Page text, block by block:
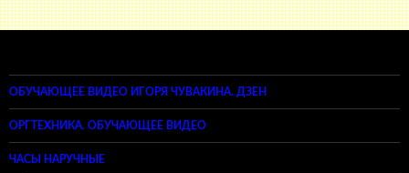
ОБУЧАЮЩЕЕ ВИДЕО ИГОРЯ ЧУВАКИНА. ДЗЕН
ОРГТЕХНИКА. ОБУЧАЮЩЕЕ ВИДЕО
ЧАСЫ НАРУЧНЫЕ